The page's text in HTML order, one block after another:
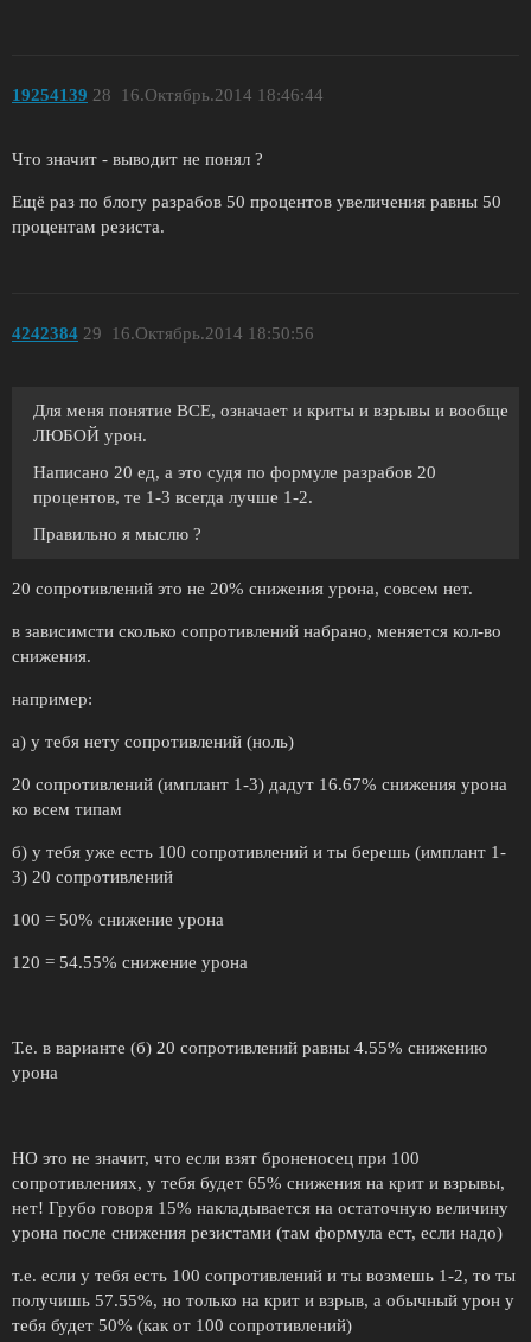
19254139 16.Октябрь.2014 18:46:44
28
Что значит - выводит не понял ?
Ещё раз по блогу разрабов 50 процентов увеличения равны 50
процентам резиста.
4242384 16.Октябрь.2014 18:50:56
29
Для меня понятие ВСЕ, означает и криты и взрывы и вообще
ЛЮБОЙ урон.
Написано 20 ед, а это судя по формуле разрабов 20
процентов, те 1-3 всегда лучше 1-2.
Правильно я мыслю ?
20 сопротивлений это не 20% снижения урона, совсем нет.
в зависимсти сколько сопротивлений набрано, меняется кол-во
снижения.
например:
а) у тебя нету сопротивлений (ноль)
20 сопротивлений (имплант 1-3) дадут 16.67% снижения урона
ко всем типам
б) у тебя уже есть 100 сопротивлений и ты берешь (имплант 1-
3) 20 сопротивлений
100 = 50% снижение урона
120 = 54.55% снижение урона
Т.е. в варианте (б) 20 сопротивлений равны 4.55% снижению
урона
НО это не значит, что если взят броненосец при 100
сопротивлениях, у тебя будет 65% снижения на крит и взрывы,
нет! Грубо говоря 15% накладывается на остаточную величину
урона после снижения резистами (там формула ест, если надо)
т.е. если у тебя есть 100 сопротивлений и ты возмешь 1-2, то ты
получишь 57.55%, но только на крит и взрыв, а обычный урон у
тебя будет 50% (как от 100 сопротивлений)